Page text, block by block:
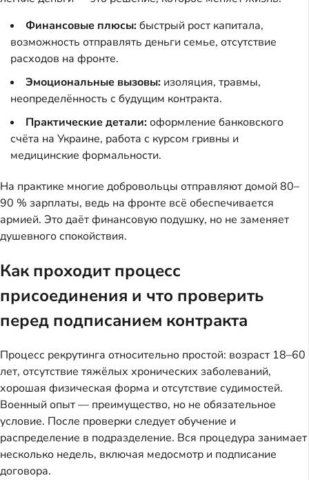
Финансовые плюсы:быстрый рост капитала,
возможность отправлять деньги семье, отсутствие
расходов на фронте.
Эмоциональные вызовы: изоляция, травмы,
неопределённость с будущим контракта.
Практические детали:оформление банковского
счёта на Украине, работа с курсом гривны и
медицинские формальности.
На практике многие добровольцы отправляют домой 80–
90 % зарплаты, ведь на фронте всё обеспечивается
армией. Это даёт финансовую подушку, но не заменяет
душевного спокойствия.
Как проходит процесс
присоединения и что проверить
перед подписанием контракта
Процесс рекрутинга относительно простой: возраст 18–60
лет, отсутствие тяжёлых хронических заболеваний,
хорошая физическая форма и отсутствие судимостей.
Военный опыт — преимущество, но не обязательное
условие. После проверки следует обучение и
распределение в подразделение. Вся процедура занимает
несколько недель, включая медосмотр и подписание
договора.